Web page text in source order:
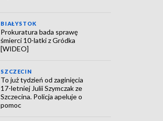
BIAŁYSTOK
Prokuratura bada sprawę
śmierci 10-latki z Gródka
[WIDEO]
SZCZECIN
To już tydzień od zaginięcia
17-letniej Julii Szymczak ze
Szczecina. Policja apeluje o
pomoc